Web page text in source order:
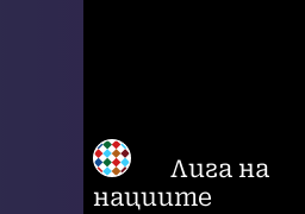
Лига на
нациите